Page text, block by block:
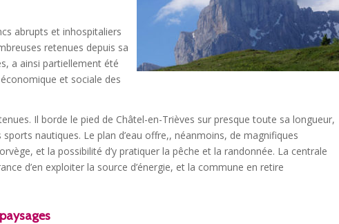
abrupts et inhospitaliers
retenues depuis sa
a ainsi partiellement été
et sociale des
Il borde le pied de Châtel-en-Trièves sur presque toute sa longueur,
nautiques. Le plan d’eau offre,, néanmoins, de magnifiques
et la possibilité d’y pratiquer la pêche et la randonnée. La centrale
d’en exploiter la source d’énergie, et la commune en retire